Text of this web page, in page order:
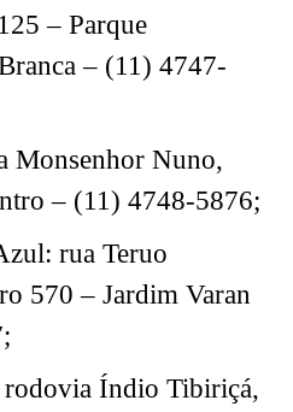
– Parque
– (11) 4747-
Monsenhor Nuno,
– (11) 4748-5876;
rua Teruo
570 – Jardim Varan
rodovia Índio Tibiriçá,